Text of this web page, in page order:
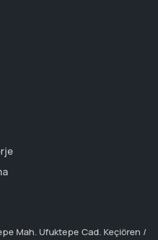
Mah. Ufuktepe Cad. Keçiören /